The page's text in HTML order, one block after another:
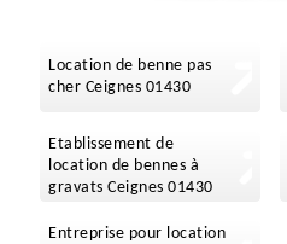
Location de benne pas
cher Ceignes 01430
Etablissement de
location de bennes à
gravats Ceignes 01430
Entreprise pour location